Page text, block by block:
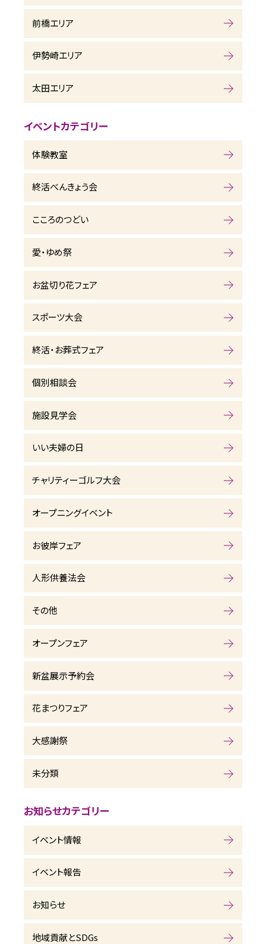
前橋エリア
伊勢崎エリア
太田エリア
イベントカテゴリー
体験教室
終活べんきょう会
こころのつどい
愛・ゆめ祭
お盆切り花フェア
スポーツ大会
終活・お葬式フェア
個別相談会
施設見学会
いい夫婦の日
チャリティーゴルフ大会
オープニングイベント
お彼岸フェア
人形供養法会
その他
オープンフェア
新盆展示予約会
花まつりフェア
大感謝祭
未分類
お知らせカテゴリー
イベント情報
イベント報告
お知らせ
地域貢献とSDGs